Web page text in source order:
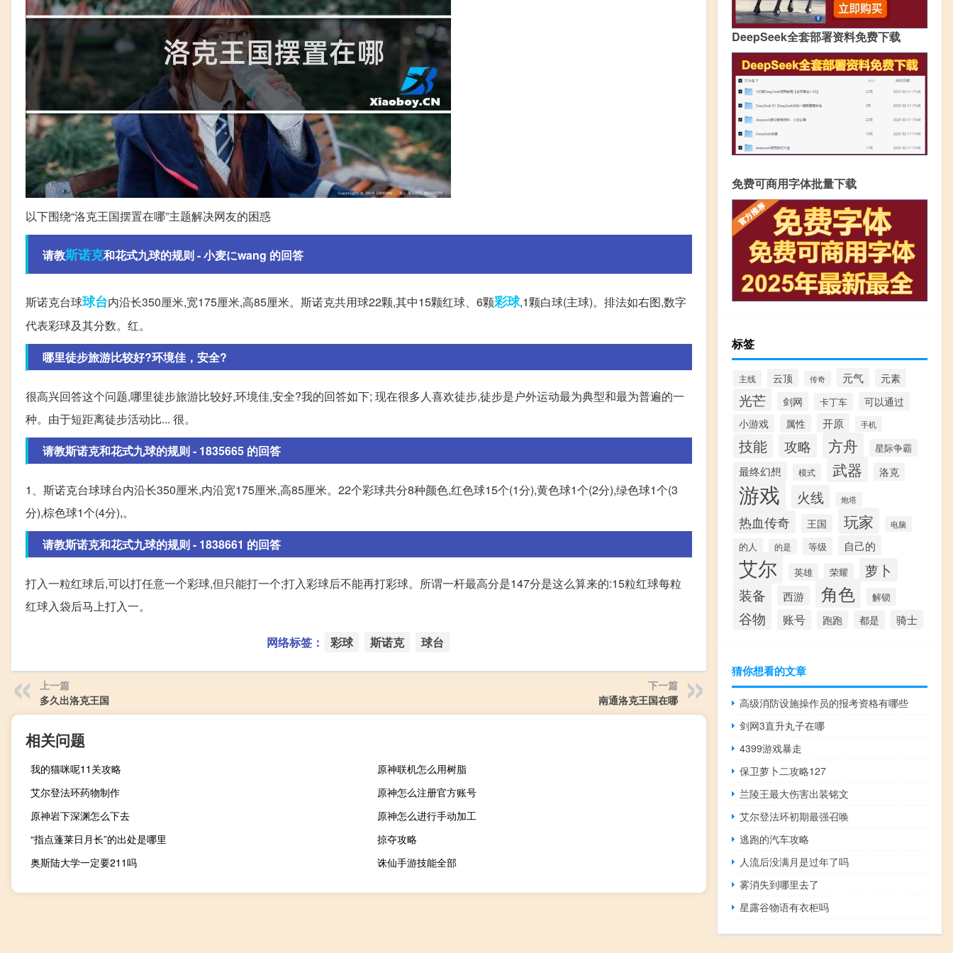
以下围绕“洛克王国摆置在哪”主题解决网友的困惑
请教斯诺克和花式九球的规则 - 小麦にwang 的回答
斯诺克台球球台内沿长350厘米,宽175厘米,高85厘米。斯诺克共用球22颗,其中15颗红球、6颗彩球,1颗白球(主球)。排法如右图,数字
代表彩球及其分数。红。
哪里徒步旅游比较好?环境佳，安全?
很高兴回答这个问题,哪里徒步旅游比较好,环境佳,安全?我的回答如下; 现在很多人喜欢徒步,徒步是户外运动最为典型和最为普遍的一
种。由于短距离徒步活动比... 很。
请教斯诺克和花式九球的规则 - 1835665 的回答
1、斯诺克台球球台内沿长350厘米,内沿宽175厘米,高85厘米。22个彩球共分8种颜色,红色球15个(1分),黄色球1个(2分),绿色球1个(3
分),棕色球1个(4分),。
请教斯诺克和花式九球的规则 - 1838661 的回答
打入一粒红球后,可以打任意一个彩球,但只能打一个;打入彩球后不能再打彩球。所谓一杆最高分是147分是这么算来的:15粒红球每粒
红球入袋后马上打入一。
网络标签： 彩球 斯诺克 球台
上一篇
多久出洛克王国
下一篇
南通洛克王国在哪
相关问题
我的猫咪呢11关攻略
原神联机怎么用树脂
艾尔登法环药物制作
原神怎么注册官方账号
原神岩下深渊怎么下去
原神怎么进行手动加工
“指点蓬莱日月长”的出处是哪里
掠夺攻略
奥斯陆大学一定要211吗
诛仙手游技能全部
DeepSeek全套部署资料免费下载
免费可商用字体批量下载
标签
主线 云顶 传奇 元气 元素
光芒 剑网 卡丁车
可以通过
小游戏
属性 开原 手机
技能 攻略 方舟 星际争霸
最终幻想 模式 武器 洛克
游戏 火线 炮塔
热血传奇 王国 玩家 电脑
的人 的是 等级 自己的
艾尔 英雄 荣耀
萝卜
装备
西游 角色 解锁
谷物 账号 跑跑 都是 骑士
猜你想看的文章
高级消防设施操作员的报考资格有哪些
剑网3直升丸子在哪
4399游戏暴走
保卫萝卜二攻略127
兰陵王最大伤害出装铭文
艾尔登法环初期最强召唤
逃跑的汽车攻略
人流后没满月是过年了吗
雾消失到哪里去了
星露谷物语有衣柜吗